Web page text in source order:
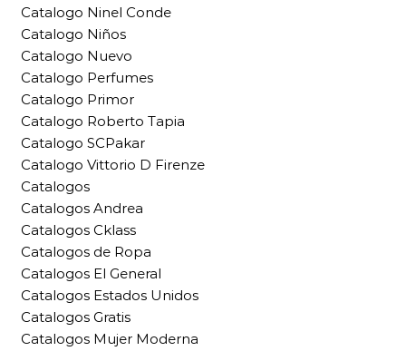
Catalogo Ninel Conde
Catalogo Niños
Catalogo Nuevo
Catalogo Perfumes
Catalogo Primor
Catalogo Roberto Tapia
Catalogo SCPakar
Catalogo Vittorio D Firenze
Catalogos
Catalogos Andrea
Catalogos Cklass
Catalogos de Ropa
Catalogos El General
Catalogos Estados Unidos
Catalogos Gratis
Catalogos Mujer Moderna